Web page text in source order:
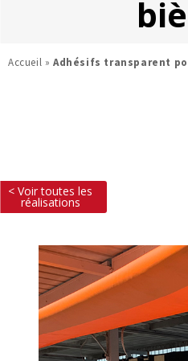
Accueil »Adhésifs transparent
< Voir toutes les
réalisations